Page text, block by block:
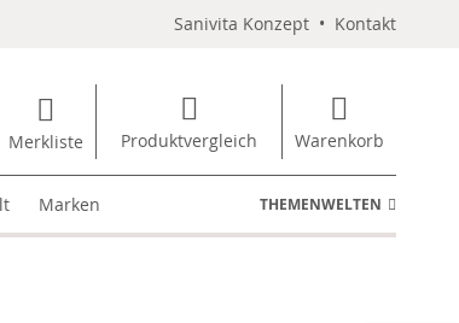
Sanivita Konzept • Kontakt
Merkliste Produktvergleich Warenkorb
Marken THEMENWELTEN